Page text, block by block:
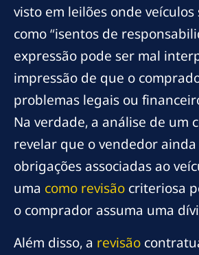
visto em leilões onde veículos
como “isentos de
expressão pode ser mal
impressão de que o
problemas legais ou
Na verdade, a análise de um
revelar que o vendedor ainda
obrigações associadas ao
uma como revisão criteriosa
o comprador assuma uma
Além disso, a revisão